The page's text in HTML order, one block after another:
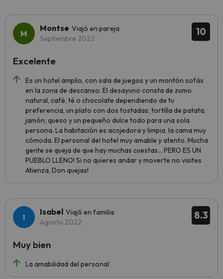
10
Montse Viajó en pareja
Septiembre 2022
Es un hotel amplio, con sala de juegos y un montón sofás
en la zona de descanso. El desayuno consta de zumo
natural, café, té o chocolate dependiendo de tu
preferencia, un plato con dos tostadas, tortilla de patata,
jamón, queso y un pequeño dulce todo para una sola
persona. La habitación es acojedora y limpia, la cama muy
cómoda. El personal del hotel muy amable y atento. Mucha
gente se queja de que hay muchas cuestas... PERO ES UN
PUEBLO LLENO! Si no quieres andar y moverte no visites
Atienza, Don quejas!
Excelente
8.3
Isabel Viajó en familia
Agosto 2022
La amabilidad del personal
Muy bien